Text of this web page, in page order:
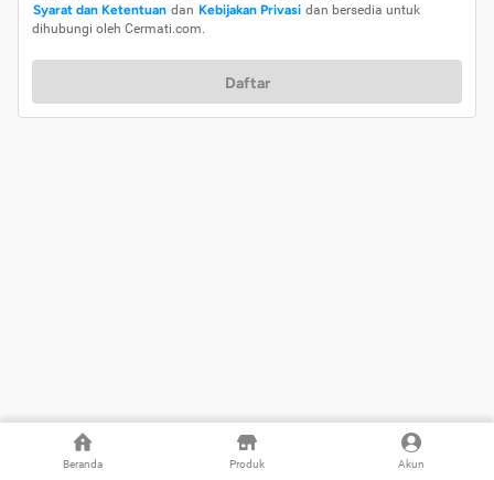
Beranda Produk Akun
Syarat dan Ketentuan dan Kebijakan Privasi dan bersedia untuk
dihubungi oleh Cermati.com.
Daftar